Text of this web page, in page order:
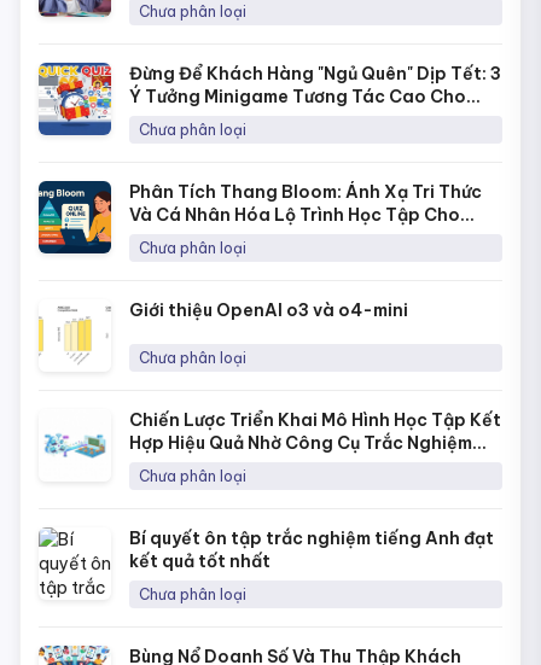
Chưa phân loại
Đừng Để Khách Hàng "Ngủ Quên" Dịp Tết: 3
Ý Tưởng Minigame Tương Tác Cao Cho
Fanpage Với Quick Quiz
Chưa phân loại
Phân Tích Thang Bloom: Ánh Xạ Tri Thức
Và Cá Nhân Hóa Lộ Trình Học Tập Cho
Từng Học Sinh
Chưa phân loại
Giới thiệu OpenAI o3 và o4-mini
Chưa phân loại
Chiến Lược Triển Khai Mô Hình Học Tập Kết
Hợp Hiệu Quả Nhờ Công Cụ Trắc Nghiệm
Online
Chưa phân loại
Bí quyết ôn tập trắc nghiệm tiếng Anh đạt
kết quả tốt nhất
Chưa phân loại
Bùng Nổ Doanh Số Và Thu Thập Khách